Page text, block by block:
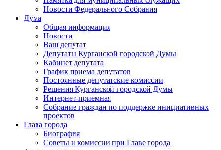
Новости Федерального Cобрания
Дума
Общая информация
Новости
Ваш депутат
Депутаты Курганской городской Думы
Кабинет депутата
График приема депутатов
Постоянные депутатские комиссии
Решения Курганской городской Думы
Интернет-приемная
Собрание граждан по поддержке инициативных
проектов
Глава города
Биография
Советы и комиссии при Главе города